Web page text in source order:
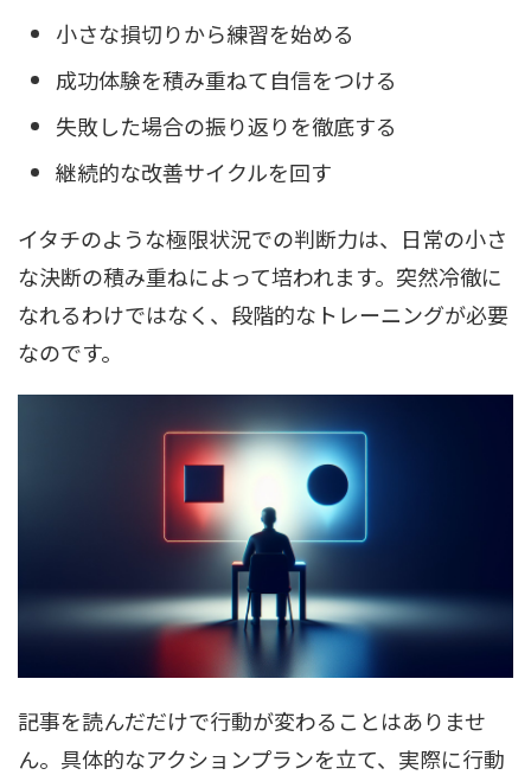
小さな損切りから練習を始める
成功体験を積み重ねて自信をつける
失敗した場合の振り返りを徹底する
継続的な改善サイクルを回す
イタチのような極限状況での判断力は、日常の小さ
な決断の積み重ねによって培われます。突然冷徹に
なれるわけではなく、段階的なトレーニングが必要
なのです。
記事を読んだだけで行動が変わることはありませ
ん。具体的なアクションプランを立て、実際に行動